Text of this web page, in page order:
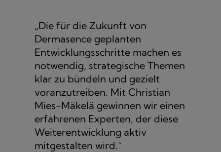
„Die für die Zukunft von
Dermasence geplanten
Entwicklungsschritte machen es
notwendig, strategische Themen
klar zu bündeln und gezielt
voranzutreiben. Mit Christian
Mies-Mäkelä gewinnen wir einen
erfahrenen Experten, der diese
Weiterentwicklung aktiv
mitgestalten wird.“